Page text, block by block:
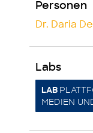
Personen
Dr. Daria
Labs
LAB
MEDIEN